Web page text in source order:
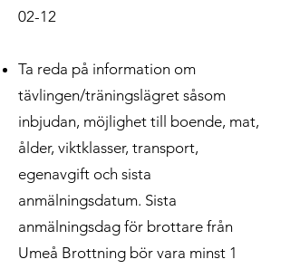
02-12
Ta reda på information om
tävlingen/träningslägret såsom
inbjudan, möjlighet till boende, mat,
ålder, viktklasser, transport,
egenavgift och sista
anmälningsdatum. Sista
anmälningsdag för brottare från
Umeå Brottning bör vara minst 1